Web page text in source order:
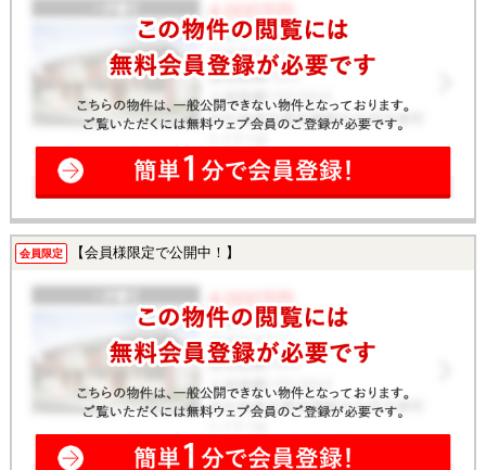
会員限定 【会員様限定で公開中！】